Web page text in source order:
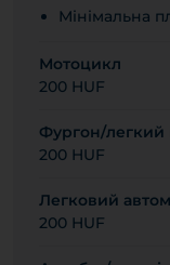
Мінімальна
Мотоцикл
200 HUF
Фургон/легкий
200 HUF
Легковий
200 HUF